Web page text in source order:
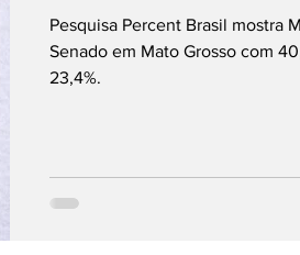
Pesquisa Percent Brasil mostra
Senado em Mato Grosso com
23,4%.